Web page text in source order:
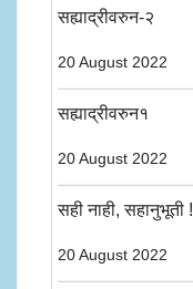
सह्याद्रीवरुन-२
20 August 2022
सह्याद्रीवरुन१
20 August 2022
सही नाही, सहानुभूती !
20 August 2022